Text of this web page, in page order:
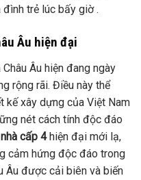
trẻ lúc bấy giờ .
Âu hiện đại
Âu hiện đang ngày
rộng rãi. Điều này thể
kế xây dựng của Việt Nam
nét cách tính độc đáo
cấp 4hiện đại mới lạ,
cảm hứng độc đáo trong
Âu được cải biên và biến